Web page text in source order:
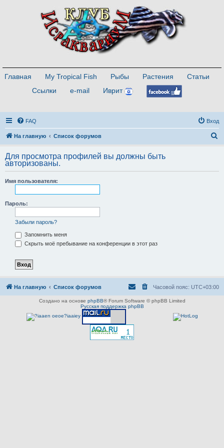
Главная My Tropical Fish Рыбы Растения
Статьи
Ссылки
e-mail Иврит
FAQ Вход
На главную Список форумов
с
Для просмотра профилей вы должны быть
авторизованы.
Имя пользователя:
Пароль:
Забыли пароль?
Запомнить меня
Скрыть моё пребывание на конференции в этот раз
На главную Список форумов Часовой пояс: UTC+03:00
Создано на основе phpBB® Forum Software © phpBB Limited
Русская поддержка phpBB